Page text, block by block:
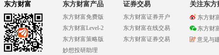
东方财富 东方财富产品
东方财富免费版
东方财富Level-2
东方财富策略版
妙想投研助理
证券交易
东方财富证券开户
东方财富在线交易
东方财富证券交易
关注东方
东方财
东方财
意见与